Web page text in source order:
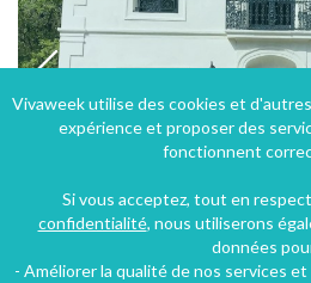
Vivaweek utilise des cookies et
expérience et proposer des
fonctionnent
Si vous acceptez, tout en
confidentialité, nous utiliserons
données
- Améliorer la qualité de nos services